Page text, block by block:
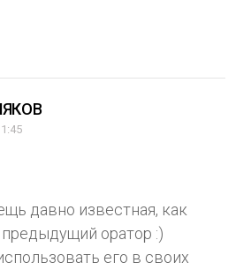
давно известная, как
оратор :)
его в своих